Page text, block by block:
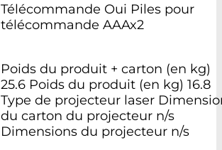
Télécommande Oui Piles pour
télécommande AAAx2
Poids du produit + carton (en kg)
25.6 Poids du produit (en kg) 16.8
Type de projecteur laser
du carton du projecteur n/s
Dimensions du projecteur n/s